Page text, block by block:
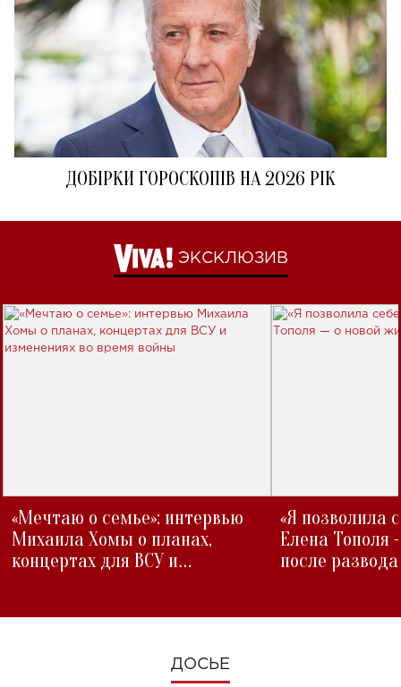
ДОБІРКИ ГОРОСКОПІВ НА 2026 РІК
ЭКСКЛЮЗИВ
«Мечтаю о семье»: интервью
Михаила Хомы о планах,
концертах для ВСУ и
«Я позволила
Елена Тополя
после развода
ДОСЬЕ